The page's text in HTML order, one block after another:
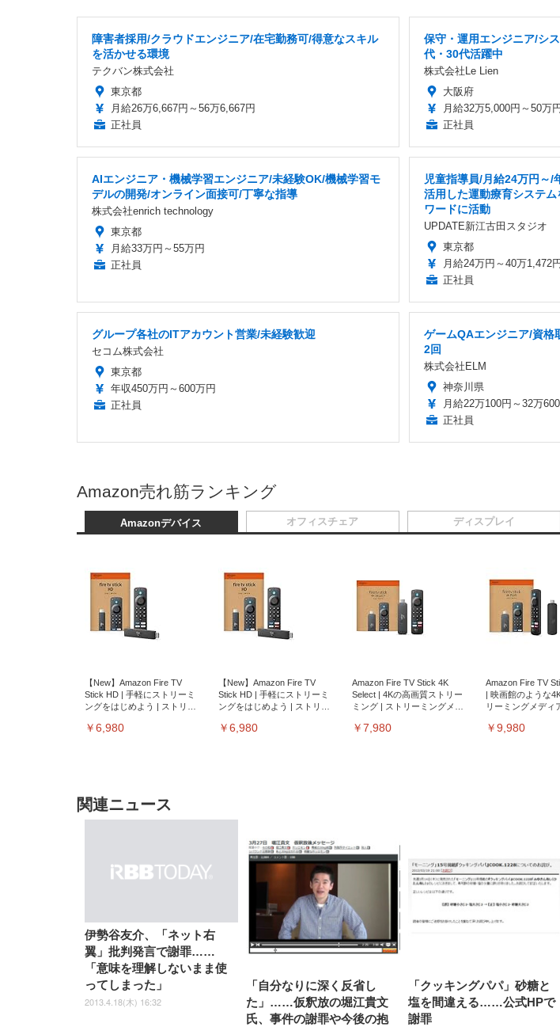
障害者採用/クラウドエンジニア/在宅勤務可/得意なスキル
を活かせる環境
テクバン株式会社
東京都
月給26万6,667円～56万6,667円
正社員
保守・運用エンジニア/シ
代・30代活躍中
株式会社Le Lien
大阪府
月給32万5,000円～50万円
正社員
AIエンジニア・機械学習エンジニア/未経験OK/機械学習モ
デルの開発/オンライン面接可/丁寧な指導
株式会社enrich technology
東京都
月給33万円～55万円
正社員
児童指導員/月給24万円～/
活用した運動療育システ
ワードに活動
UPDATE新江古田スタジオ
東京都
月給24万円～40万1,472円
正社員
グループ各社のITアカウント営業/未経験歓迎
セコム株式会社
東京都
年収450万円～600万円
正社員
ゲームQAエンジニア/資格
2回
株式会社ELM
神奈川県
月給22万100円～32万
正社員
Amazon売れ筋ランキング
Amazonデバイス
【New】Amazon Fire TV
Stick HD | 手軽にストリーミ
ングをはじめよう | ストリー
￥6,980
【New】Amazon Fire TV
Stick HD | 手軽にストリーミ
ングをはじめよう | ストリー
￥6,980
Amazon Fire TV Stick 4K
Select | 4Kの高画質ストリー
ミング | ストリーミングメデ
￥7,980
Amazon Fire TV
| 映画館のような
リーミングメディ
￥9,980
オフィスチェア
上げ式アームレスト コンパク
ト 約105度ロッキング pc 事務
椅子 360度回転 座面昇降 強化
ナイロン樹脂ベース 通気性メ
ッシュ 在宅ワーク H-
WY01(黒網+黒枠+黒足)
￥5,699
SIHOO B100 オフィスチェア
／デスクチェア メッシュチェ
ア 人間工学 疲れない ブラッ
￥27,999
Sezlife オフィスチェア デスク
チェア 疲れない テレワーク
チェア 強化バックレスト 30
度ロッキング機能 人間工学 椅
ト ハンガー付き 高反発クッシ
ョン PCチェア 通気性メッシ
ュ ゲーミング/勉強/事務用 お
しゃれ パソコンチェア (ブラ
チェア 疲れない テ
チェア 強化バッ
ロッキング機能
腰サポート 90度
ームレスト 3Dヘ
ハンガー付き 高
ン PCチェア 通気
ゲーミング/勉強/事
ディスプレイ
EV3240X-WT | 31.5型4K
UHD・USB Type-C・ホワイ
ト
￥105,595
EIZO ビジネス向けプレミア
ムモニター | FlexScan
EV2740X-WT | 27.0型4K
UHD・USB Type-C・ホワイ
ト￥109,572
【純正品】27"ゲーミングモ
ニター DualSense 充電フッ
ク付き（CFI-ZDM1J）
￥49,979
【整備済み品】Dell
ニター フル
スピーカー内蔵 高さ調
ComfortView ビジネス向
捨て 無香料 ホワイト 300枚
￥3,373
Amazonベーシック ペットシ
ーツ 厚型 ワイド 42枚x2袋(84
枚) ホワイト(吸収面:ライトブ
￥3,234
ネオ・ルーライフ ネオ・オム
ツ L 中型犬用 26枚入り 単品
￥1,800
ック) 【
Smart Basic アイ
ペットシーツ 超
ワイド 100枚入
関連ニュース
伊勢谷友介、「ネット右
翼」批判発言で謝罪……
「意味を理解しないまま使
ってしまった」
2013.4.18(木) 16:32
「自分なりに深く反省し
た」……仮釈放の堀江貴文
氏、事件の謝罪や今後の抱
「クッキングパパ」砂糖と
塩を間違える……公式HPで
謝罪